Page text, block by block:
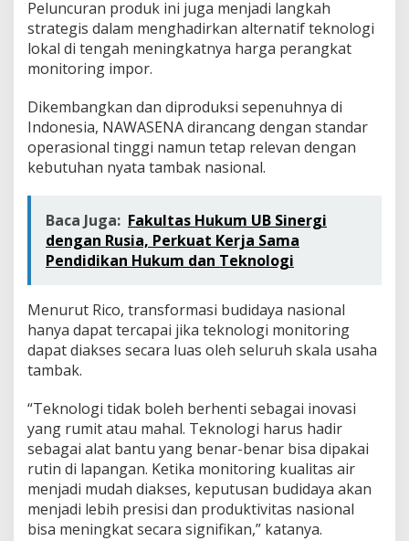
Peluncuran produk ini juga menjadi langkah
strategis dalam menghadirkan alternatif teknologi
lokal di tengah meningkatnya harga perangkat
monitoring impor.
Dikembangkan dan diproduksi sepenuhnya di
Indonesia, NAWASENA dirancang dengan standar
operasional tinggi namun tetap relevan dengan
kebutuhan nyata tambak nasional.
Baca Juga: Fakultas Hukum UB Sinergi
dengan Rusia, Perkuat Kerja Sama
Pendidikan Hukum dan Teknologi
Menurut Rico, transformasi budidaya nasional
hanya dapat tercapai jika teknologi monitoring
dapat diakses secara luas oleh seluruh skala usaha
tambak.
“Teknologi tidak boleh berhenti sebagai inovasi
yang rumit atau mahal. Teknologi harus hadir
sebagai alat bantu yang benar-benar bisa dipakai
rutin di lapangan. Ketika monitoring kualitas air
menjadi mudah diakses, keputusan budidaya akan
menjadi lebih presisi dan produktivitas nasional
bisa meningkat secara signifikan,” katanya.